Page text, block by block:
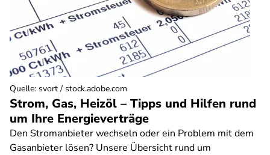
Strom, Gas, Heizöl – Tipps und Hilfen rund
um Ihre Energieverträge
Den Stromanbieter wechseln oder ein Problem mit dem
Gasanbieter lösen? Unsere Übersicht rund um
Quelle: svort / stock.adobe.com